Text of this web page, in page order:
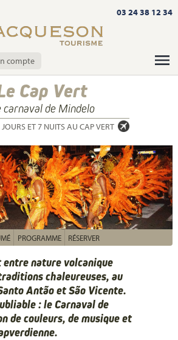
03 24 38 12 34
compte
Cap Vert
carnaval de Mindelo
ET 7 NUITS AU CAP VERT
PROGRAMME RÉSERVER
entre nature volcanique
chaleureuses, au
Antão et São Vicente.
: le Carnaval de
de couleurs, de musique et